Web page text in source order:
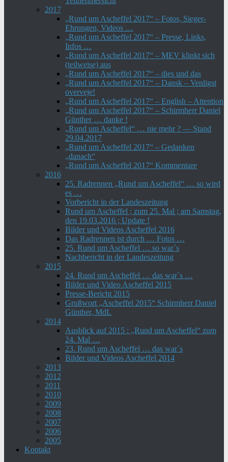
2017
„Rund um Ascheffel 2017“ – Fotos, Sieger-
Ehrungen, Videos …
„Rund um Ascheffel 2017“ – Presse, Links,
Infos …
„Rund um Ascheffel 2017“ – MEV klinkt sich
(teilweise) aus
„Rund um Ascheffel 2017“ – dies und das
„Rund um Ascheffel 2017“ – Dansk – Venligst
overveje!
„Rund um Ascheffel 2017“ – English – Attention
„Rund um Ascheffel 2017“ – Schirmherr Daniel
Günther … danke !
„Rund um Ascheffel“ … nie mehr ? — Stand
29.04.2017
„Rund um Ascheffel 2017“ – Gedanken
„danach“
„Rund um Ascheffel 2017“ Kommentare
2016
25. Radrennen „Rund um Ascheffel“ … so wird
es …
Vorbericht in der Landeszeitung
Rund um Ascheffel ; zum 25. Mal ; am Samstag,
den 19.03.2016 ; Update !
Bilder und Videos Ascheffel 2016
Das Radrennen ist durch … Fotos …
25. Rund um Ascheffel … so war´s
Nachbericht in der Landeszeitung
2015
24. Rund um Ascheffel … das war´s …
Bilder und Video Ascheffel 2015
Presse-Bericht 2015
Grußwort „Ascheffel 2015“ Schirmherr Daniel
Günther, MdL
2014
Ausblick auf 2015 : „Rund um Ascheffel“ zum
24. Mal …
23. Rund um Ascheffel … das war´s
Bilder und Videos Ascheffel 2014
2013
2012
2011
2010
2009
2008
2007
2006
2005
Kontakt